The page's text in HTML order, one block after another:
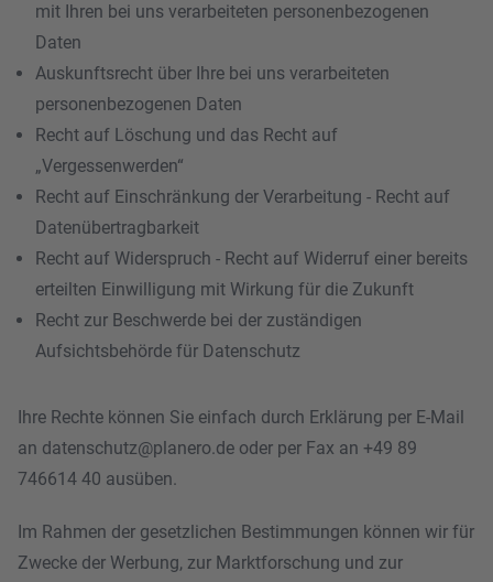
mit Ihren bei uns verarbeiteten personenbezogenen
Daten
Auskunftsrecht über Ihre bei uns verarbeiteten
personenbezogenen Daten
Recht auf Löschung und das Recht auf
„Vergessenwerden“
Recht auf Einschränkung der Verarbeitung - Recht auf
Datenübertragbarkeit
Recht auf Widerspruch - Recht auf Widerruf einer bereits
erteilten Einwilligung mit Wirkung für die Zukunft
Recht zur Beschwerde bei der zuständigen
Aufsichtsbehörde für Datenschutz
Ihre Rechte können Sie einfach durch Erklärung per E-Mail
an datenschutz@planero.de oder per Fax an +49 89
746614 40 ausüben.
Im Rahmen der gesetzlichen Bestimmungen können wir für
Zwecke der Werbung, zur Marktforschung und zur